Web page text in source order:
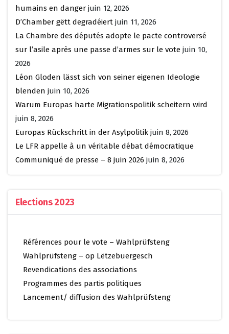
humains en danger juin 12, 2026
D’Chamber gëtt degradéiert juin 11, 2026
La Chambre des députés adopte le pacte controversé
sur l’asile après une passe d’armes sur le vote juin 10,
2026
Léon Gloden lässt sich von seiner eigenen Ideologie
blenden juin 10, 2026
Warum Europas harte Migrationspolitik scheitern wird
juin 8, 2026
Europas Rückschritt in der Asylpolitik juin 8, 2026
Le LFR appelle à un véritable débat démocratique
Communiqué de presse – 8 juin 2026 juin 8, 2026
Elections 2023
Références pour le vote – Wahlprüfsteng
Wahlprüfsteng – op Lëtzebuergesch
Revendications des associations
Programmes des partis politiques
Lancement/ diffusion des Wahlprüfsteng